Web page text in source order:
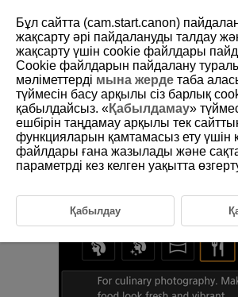
D388-048
Тағам
Аспаздық фотосуреттер үшін [ ] (Food/Тағам
айқын және ашық көрінеді. Сондай-ақ
немесе ұқсас жарық көздерінің қызғылт
Бұл сайтта (cam.start.canon)
жақсарту әрі пайдалануды талдау
жақсарту үшін сookie файлдары
Cookie файлдарын пайдалану
мәліметтерді мына жерде таба
түймесін басу арқылы сіз барлық
қабылдайсыз. «Қабылдамау»
ешбірін таңдамау арқылы тек
функцияларын қамтамасыз ету үшін
файлдары ғана жазылады және
параметрді кез келген уақытта
Қабылдау